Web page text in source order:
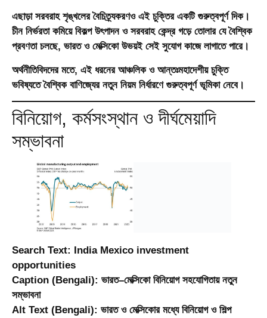
এছাড়া সরবরাহ শৃঙ্খলের বৈচিত্র্যকরণও এই চুক্তির একটি গুরুত্বপূর্ণ দিক।
চীন নির্ভরতা কমিয়ে বিকল্প উৎপাদন ও সরবরাহ কেন্দ্র গড়ে তোলার যে বৈশ্বিক
প্রবণতা চলছে, ভারত ও মেক্সিকো উভয়ই সেই সুযোগ কাজে লাগাতে পারে।
অর্থনীতিবিদদের মতে, এই ধরনের আঞ্চলিক ও আন্তঃমহাদেশীয় চুক্তি
ভবিষ্যতে বৈশ্বিক বাণিজ্যের নতুন নিয়ম নির্ধারণে গুরুত্বপূর্ণ ভূমিকা নেবে।
বিনিয়োগ, কর্মসংস্থান ও দীর্ঘমেয়াদি
সম্ভাবনা
Search Text: India Mexico investment
opportunities
Caption (Bengali): ভারত–মেক্সিকো বিনিয়োগ সহযোগিতায় নতুন
সম্ভাবনা
Alt Text (Bengali): ভারত ও মেক্সিকোর মধ্যে বিনিয়োগ ও শিল্প